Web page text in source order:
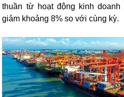
thuần từ hoạt động kinh
giảm khoảng 8% so với cùng kỳ.